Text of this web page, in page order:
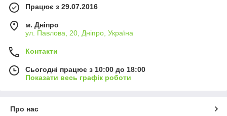
Працює з 29.07.2016
м. Дніпро
ул. Павлова, 20, Дніпро, Україна
Контакти
Сьогодні працює з 10:00 до 18:00
Показати весь графік роботи
Про нас